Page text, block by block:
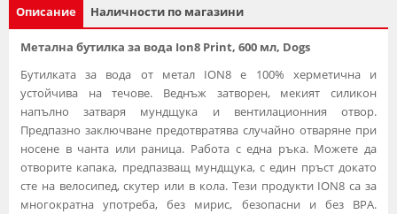
Описание Наличности по магазини
Метална бутилка за вода Ion8 Print, 600 мл, Dogs
Бутилката за вода от метал ION8 е 100% херметична и
устойчива на течове. Веднъж затворен, мекият силикон
напълно затваря мундщука и вентилационния отвор.
Предпазно заключване предотвратява случайно отваряне при
носене в чанта или раница. Работа с една ръка. Можете да
отворите капака, предпазващ мундщука, с един пръст докато
сте на велосипед, скутер или в кола. Тези продукти ION8 са за
многократна употреба, без мирис, безопасни и без BPA.